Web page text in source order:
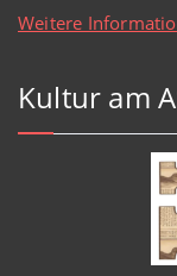
Weitere
Kultur am